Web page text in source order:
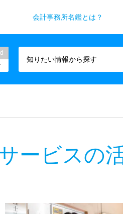
会計事務所名鑑とは？
知りたい情報から探す
ービスの